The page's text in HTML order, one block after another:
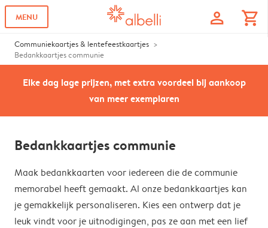
MENU profile shopping_cart
Communiekaartjes & lentefeestkaartjes
Bedankkaartjes communie
Elke dag lage prijzen, met extra voordeel bij aankoop
van meer exemplaren
Bedankkaartjes communie
Maak bedankkaarten voor iedereen die de communie
memorabel heeft gemaakt. Al onze bedankkaartjes kan
je gemakkelijk personaliseren. Kies een ontwerp dat je
leuk vindt voor je uitnodigingen, pas ze aan met een lief